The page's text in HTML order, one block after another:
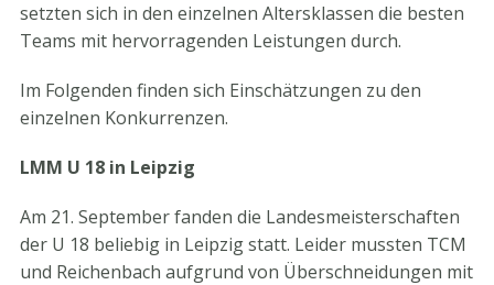
setzten sich in den einzelnen Altersklassen die besten
Teams mit hervorragenden Leistungen durch.
Im Folgenden finden sich Einschätzungen zu den
einzelnen Konkurrenzen.
LMM U 18 in Leipzig
Am 21. September fanden die Landesmeisterschaften
der U 18 beliebig in Leipzig statt. Leider mussten TCM
und Reichenbach aufgrund von Überschneidungen mit